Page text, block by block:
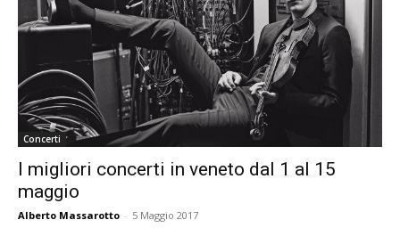
Concerti
I migliori concerti in veneto dal 1 al 15
maggio
Alberto Massarotto - 5 Maggio 2017